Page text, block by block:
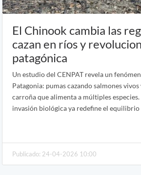
El Chinook cambia las
cazan en ríos y
patagónica
Un estudio del CENPAT revela un
Patagonia: pumas cazando salmones
carroña que alimenta a múltiples
invasión biológica ya redefine el equilibrio
Publicado: 24-04-2026 10:00